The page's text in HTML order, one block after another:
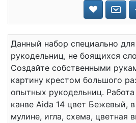
Данный набор специально
рукодельниц, не боящихся
Создайте собственными
картину крестом большого
опытных рукодельниц.
канве Aida 14 цвет Бежевый,
мулине, игла, схема, цветная